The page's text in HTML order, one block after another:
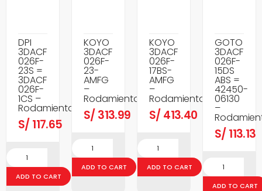
DPI
3DACF
026F-
23S =
3DACF
026F-
1CS –
Rodamientos
S/ 117.65
ADD TO CART
KOYO
3DACF
026F-
23-
AMFG
–
Rodamientos
S/ 313.99
ADD TO CART
KOYO
3DACF
026F-
17BS-
AMFG
–
Rodamientos
S/ 413.40
ADD TO CART
GOTO
3DACF
026F-
15DS
ABS =
42450-
06130
–
S/ 113.13
ADD TO CART